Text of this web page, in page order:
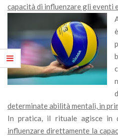
capacità di influenzare gli eventi
determinate abilità mentali, in
In pratica, il rituale agisce in
influenzare direttamente la